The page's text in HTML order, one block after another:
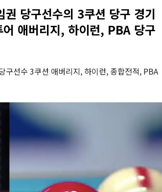
당구선수의 3쿠션 당구 경기
애버리지, 하이런, PBA 당구
구선수 3쿠션 애버리지, 하이런, 종합전적, PBA